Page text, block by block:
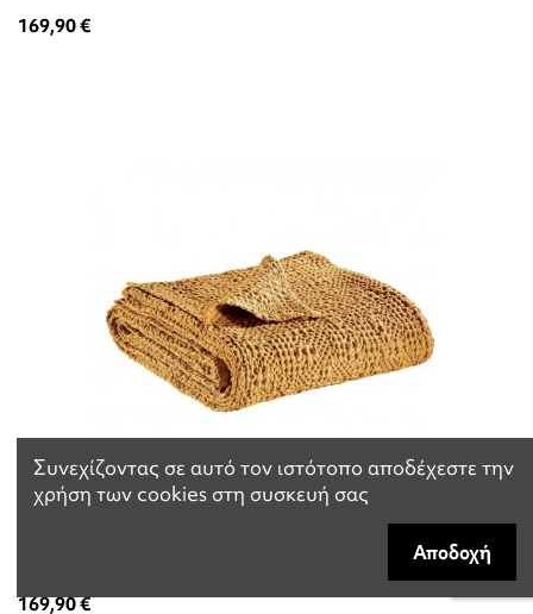
169,90 €
169,90 €
Συνεχίζοντας σε αυτό τον ιστότοπο αποδέχεστε την
χρήση των cookies στη συσκευή σας
Αποδοχή